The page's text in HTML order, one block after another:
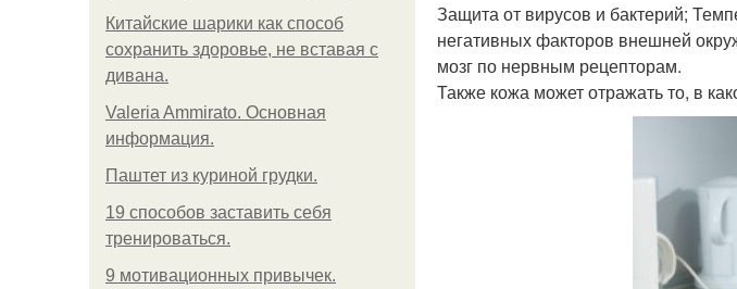
Китайские шарики как способ
сохранить здоровье, не вставая с
дивана.
Valeria Ammirato. Основная
информация.
Паштет из куриной грудки.
19 способов заставить себя
тренироваться.
9 мотивационных привычек.
Защита от вирусов и бактерий;
негативных факторов внешней
мозг по нервным рецепторам.
Также кожа может отражать то, в